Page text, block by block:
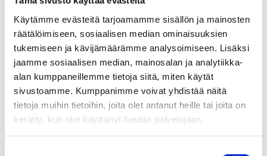
Käytämme evästeitä tarjoamamme sisällön ja mainosten
räätälöimiseen, sosiaalisen median ominaisuuksien
tukemiseen ja kävijämäärämme analysoimiseen. Lisäksi
jaamme sosiaalisen median, mainosalan ja analytiikka-
alan kumppaneillemme tietoja siitä, miten käytät
sivustoamme. Kumppanimme voivat yhdistää näitä
tietoja muihin tietoihin, joita olet antanut heille tai joita on
kerätty, kun olet käyttänyt heidän palvelujaan.
vuodessa suomensarjasta Suomen mestariksi.
Mestaruuskevään 1967 jälkeen joukkue sulautui
Porin Karhujen kanssa uudeksi seuraksi nimeltä
Porin Ässät. Kilpiö jatkoi Ässissä tämän jälkeenkin
vielä kymmenen vuotta voittaen uransa kuudennen
SM-kullan 1971.
Arvokisakasteensa Leijonissa Kilpiö sai vuoden
1957 MM-kisoissa Moskovassa. Hän oli Suomen
paras pistemies Oslossa 1958, Prahassa 1959,
Squaw Valleyn olympiakisoissa 1960 ja Sveitsissä